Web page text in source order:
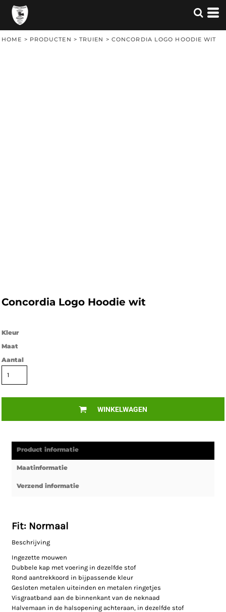
HOME > PRODUCTEN > TRUIEN > CONCORDIA LOGO HOODIE WIT
Concordia Logo Hoodie wit
Kleur
Maat
Aantal
WINKELWAGEN
Product informatie
Maatinformatie
Verzend informatie
Fit: Normaal
Beschrijving
Ingezette mouwen
Dubbele kap met voering in dezelfde stof
Rond aantrekkoord in bijpassende kleur
Gesloten metalen uiteinden en metalen ringetjes
Visgraatband aan de binnenkant van de neknaad
Halvemaan in de halsopening achteraan, in dezelfde stof